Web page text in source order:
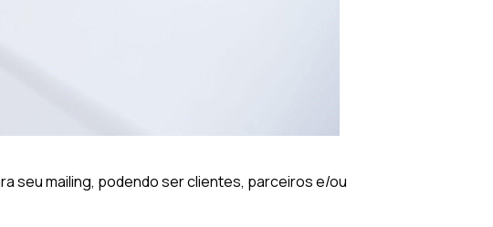
seu mailing, podendo ser clientes, parceiros e/ou